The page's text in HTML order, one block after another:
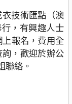
技術匯點（澳
，有興趣人士
報名，費用全
，歡迎於辦公
聯絡。